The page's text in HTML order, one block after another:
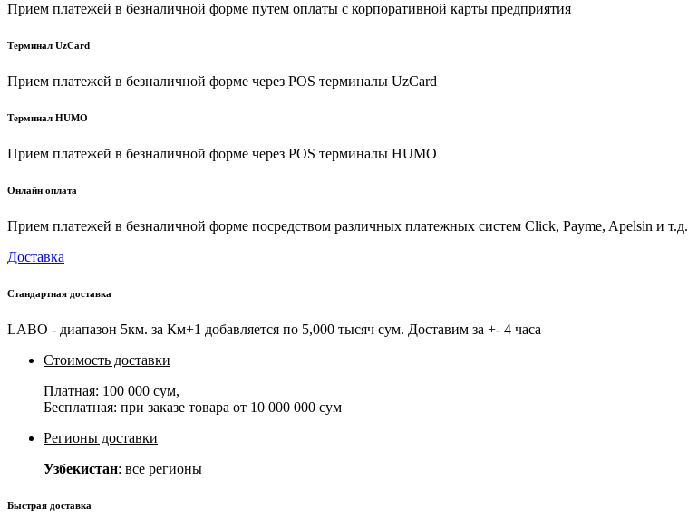
Прием платежей в безналичной форме путем оплаты с корпоративной карты предприятия
Терминал UzCard
Прием платежей в безналичной форме через POS терминалы UzCard
Терминал HUMO
Прием платежей в безналичной форме через POS терминалы HUMO
Онлайн оплата
Прием платежей в безналичной форме посредством различных платежных систем Click, Payme, Apelsin и т.д.
Доставка
Стандартная доставка
LABO - диапазон 5км. за Км+1 добавляется по 5,000 тысяч сум. Доставим за +- 4 часа
Стоимость доставки
Платная: 100 000 сум,
Бесплатная: при заказе товара от 10 000 000 сум
Регионы доставки
Узбекистан: все регионы
Быстрая доставка